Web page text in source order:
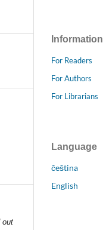
out
Information
For Readers
For Authors
For Librarians
Language
čeština
English